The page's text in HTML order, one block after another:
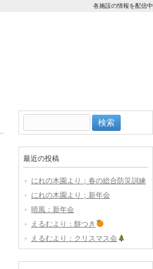
各施設の情報を配信中
索:
最近の投稿
にれの木園より；春の総合防災訓練
にれの木園より；新年会
晴風：新年会
えるむより：餅つき
えるむより：クリスマス会